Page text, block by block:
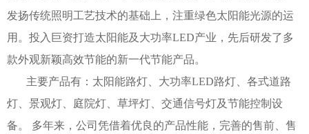
发扬传统照明工艺技术的基础上，注重绿色太阳能光源的运
用。投入巨资打造太阳能及大功率LED产业，先后研发了多
款外观新颖高效节能的新一代节能产品。
主要产品有：太阳能路灯、大功率LED路灯、各式道路
灯、景观灯、庭院灯、草坪灯、交通信号灯及节能控制设
备。 多年来，公司凭借着优良的产品性能，完善的售前、售